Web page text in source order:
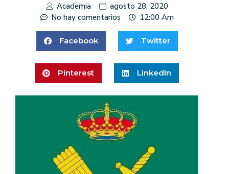
Academia
agosto 28, 2020
No hay comentarios
12:00 Am
Facebook Twitter
Pinterest LinkedIn